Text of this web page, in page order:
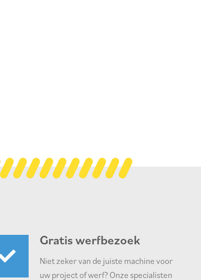
Gratis werfbezoek
Niet zeker van de juiste machine voor
uw project of werf? Onze specialisten